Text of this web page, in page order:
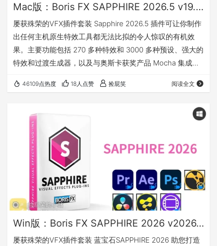
Mac版：Boris FX SAPPHIRE 2026.5 v19.5 蓝宝石视效插件_For AE/PR/Avid/OFX(Nuke/Resolve/Fusion等)
屡获殊荣的VFX插件套装 Sapphire 2026.5 插件可让你制作
出任何主机原生特效工具都无法比拟的令人惊叹的有机效
果。主要功能包括 270 多种特效和 3000 多种预设、强大的
特效和过渡生成器，以及与奥斯卡获奖产品 Mocha 集成的
速度节省了大量时间，让创意人员可以专注于最重要的事
什么 高级散焦重现了真实镜头模糊所具有的微妙瑕疵和手工
质感，使其拥有无可比拟的独特感觉。 纹理脊利…
46109点热度 18人点赞 捡屁笑 阅读全文
Win版：Boris FX SAPPHIRE 2026 v2026.0.0_蓝宝石视效插件 (AE/PR/PS/Nuke/Resolve/Fusion/Avid等)
屡获殊荣的VFX插件套装 蓝宝石SAPPHIRE 2026 助您打造